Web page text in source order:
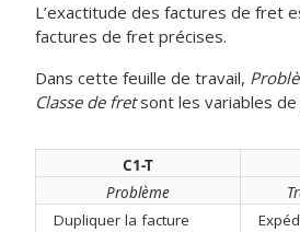
L’exactitude des factures de fret
factures de fret précises.
Dans cette feuille de travail,
Classe de fretsont les variables de
C1-T
Problème
Dupliquer la facture